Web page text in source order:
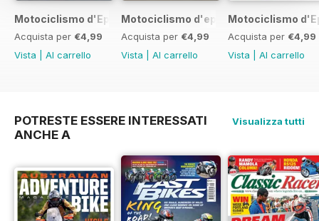
Motociclismo d'Epoca 7 2017
Acquista per €4,99
Vista
Al carrello
Motociclismo d'epoca 6 2017
Acquista per €4,99
Vista
Al carrello
Motociclismo
Acquista per €4,99
Vista
Al carrello
POTRESTE ESSERE INTERESSATI
ANCHE A
Visualizza tutti